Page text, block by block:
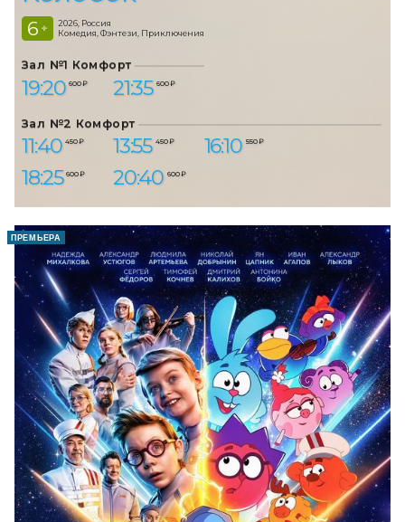
6 +
2026, Россия
Комедия, Фэнтези, Приключения
Зал №1 Комфорт
19:20 600 ₽ 21:35 600 ₽
Зал №2 Комфорт
11:40 450 ₽ 13:55 450 ₽ 16:10 550 ₽
18:25 600 ₽ 20:40 600 ₽
ПРЕМЬЕРА